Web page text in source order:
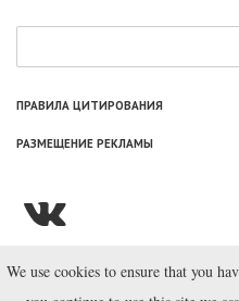
ПРАВИЛА ЦИТИРОВАНИЯ
РАЗМЕЩЕНИЕ РЕКЛАМЫ
© ООО «Лаборатория
We use cookies to ensure that you